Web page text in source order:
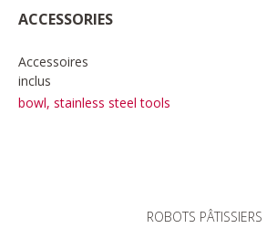
ACCESSORIES
Accessoires
inclus
bowl, stainless steel tools
ROBOTS PÂTISSIERS